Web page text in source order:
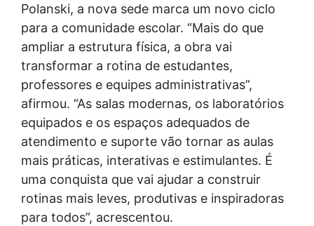
Polanski, a nova sede marca um novo ciclo
para a comunidade escolar. “Mais do que
ampliar a estrutura física, a obra vai
transformar a rotina de estudantes,
professores e equipes administrativas”,
afirmou. “As salas modernas, os laboratórios
equipados e os espaços adequados de
atendimento e suporte vão tornar as aulas
mais práticas, interativas e estimulantes. É
uma conquista que vai ajudar a construir
rotinas mais leves, produtivas e inspiradoras
para todos”, acrescentou.